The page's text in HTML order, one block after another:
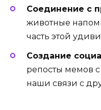
Соединение с
животные
часть этой
Создание
репосты мемов
наши связи с